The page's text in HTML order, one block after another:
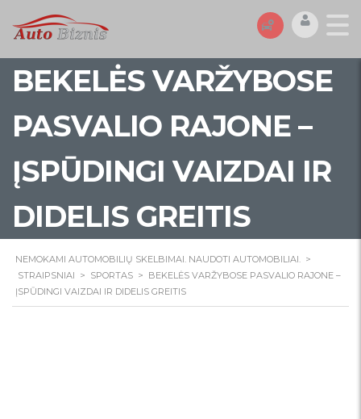
BEKELĖS VARŽYBOSE
PASVALIO RAJONE –
ĮSPŪDINGI VAIZDAI IR
DIDELIS GREITIS
NEMOKAMI AUTOMOBILIŲ SKELBIMAI. NAUDOTI AUTOMOBILIAI. >
STRAIPSNIAI > SPORTAS > BEKELĖS VARŽYBOSE PASVALIO RAJONE –
ĮSPŪDINGI VAIZDAI IR DIDELIS GREITIS